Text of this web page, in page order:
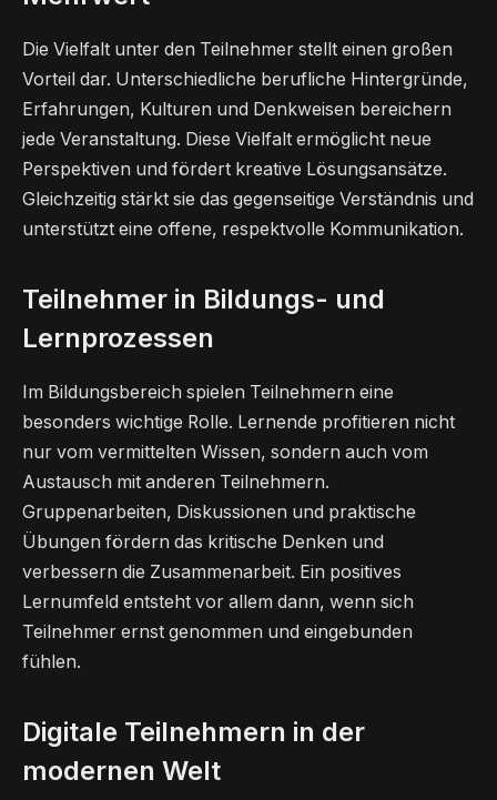
Die Vielfalt unter den Teilnehmer stellt einen großen
Vorteil dar. Unterschiedliche berufliche Hintergründe,
Erfahrungen, Kulturen und Denkweisen bereichern
jede Veranstaltung. Diese Vielfalt ermöglicht neue
Perspektiven und fördert kreative Lösungsansätze.
Gleichzeitig stärkt sie das gegenseitige Verständnis und
unterstützt eine offene, respektvolle Kommunikation.
Teilnehmer in Bildungs- und
Lernprozessen
Im Bildungsbereich spielen Teilnehmern eine
besonders wichtige Rolle. Lernende profitieren nicht
nur vom vermittelten Wissen, sondern auch vom
Austausch mit anderen Teilnehmern.
Gruppenarbeiten, Diskussionen und praktische
Übungen fördern das kritische Denken und
verbessern die Zusammenarbeit. Ein positives
Lernumfeld entsteht vor allem dann, wenn sich
Teilnehmer ernst genommen und eingebunden
fühlen.
Digitale Teilnehmern in der
modernen Welt